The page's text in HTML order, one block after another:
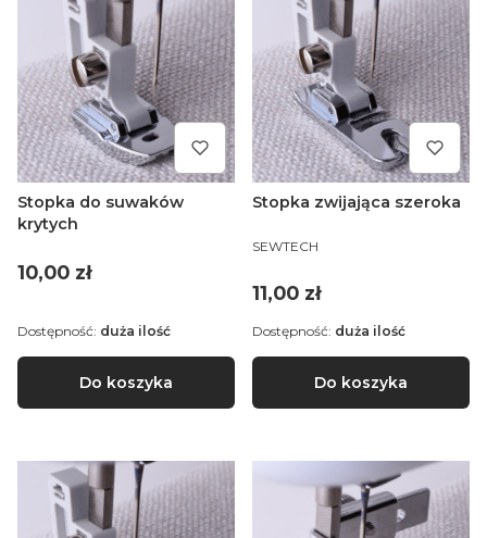
Stopka do suwaków
krytych
Cena
10,00 zł
Do koszyka
Dostępność: duża ilość
Stopka zwijająca szeroka
PRODUCENT
SEWTECH
Cena
11,00 zł
Do koszyka
Dostępność: duża ilość